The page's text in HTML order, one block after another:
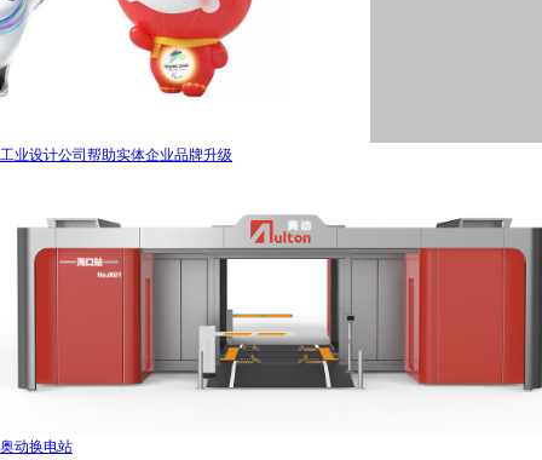
工业设计公司帮助实体企业品牌升级
奥动换电站